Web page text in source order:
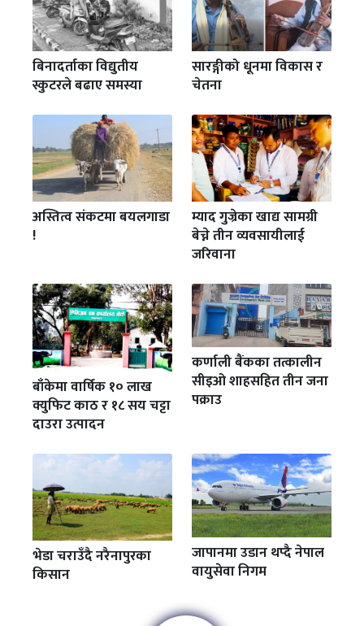
बिनादर्ताका विद्युतीय
स्कुटरले बढाए समस्या
सारङ्गीको धूनमा विकास र
चेतना
अस्तित्व संकटमा बयलगाडा
!
म्याद गुज्रेका खाद्य सामग्री
बेच्ने तीन व्यवसायीलाई
जरिवाना
बाँकेमा वार्षिक १० लाख
क्युफिट काठ र १८ सय चट्टा
दाउरा उत्पादन
कर्णाली बैंकका तत्कालीन
सीइओ शाहसहित तीन जना
पक्राउ
भेडा चराउँदै नरैनापुरका
किसान
जापानमा उडान थप्दै नेपाल
वायुसेवा निगम